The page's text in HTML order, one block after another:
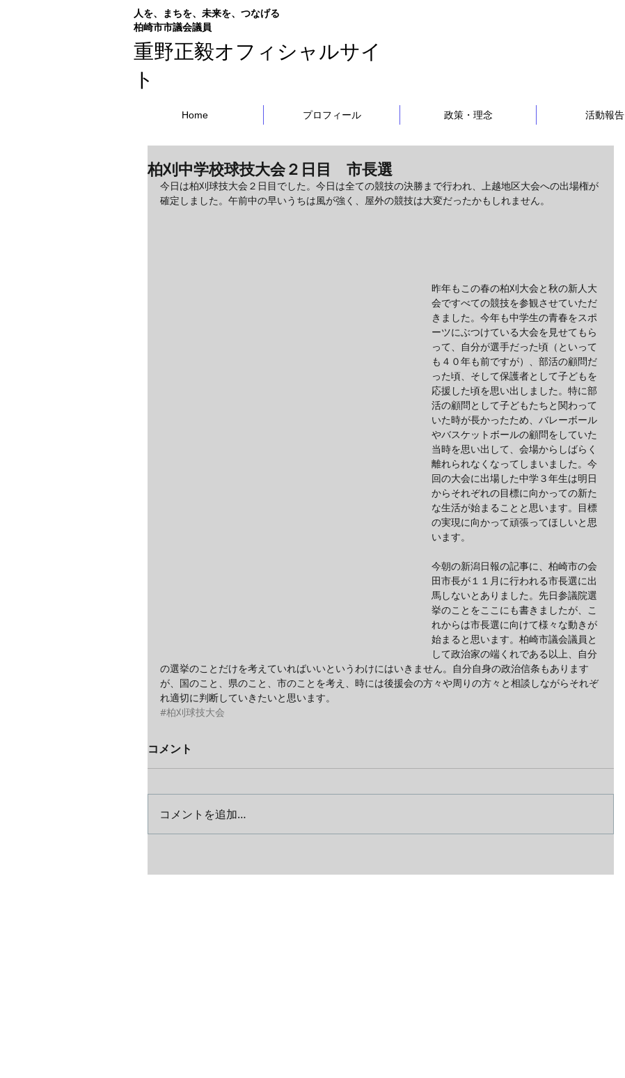
人を、まちを、未来を、つなげる
​柏崎市市議会議員
重野正毅オフィシャルサイ
ト
Home プロフィール 政策・理念 活動報告
柏刈中学校球技大会２日目 市長選
今日は柏刈球技大会２日目でした。今日は全ての競技の決勝まで行われ、上越地区大会への出場権が
確定しました。午前中の早いうちは風が強く、屋外の競技は大変だったかもしれません。
昨年もこの春の柏刈大会と秋の新人大
会ですべての競技を参観させていただ
きました。今年も中学生の青春をスポ
ーツにぶつけている大会を見せてもら
って、自分が選手だった頃（といって
も４０年も前ですが）、部活の顧問だ
った頃、そして保護者として子どもを
応援した頃を思い出しました。特に部
活の顧問として子どもたちと関わって
いた時が長かったため、バレーボール
やバスケットボールの顧問をしていた
当時を思い出して、会場からしばらく
離れられなくなってしまいました。今
回の大会に出場した中学３年生は明日
からそれぞれの目標に向かっての新た
な生活が始まることと思います。目標
の実現に向かって頑張ってほしいと思
います。
今朝の新潟日報の記事に、柏崎市の会
田市長が１１月に行われる市長選に出
馬しないとありました。先日参議院選
挙のことをここにも書きましたが、こ
れからは市長選に向けて様々な動きが
始まると思います。柏崎市議会議員と
して政治家の端くれである以上、自分
の選挙のことだけを考えていればいいというわけにはいきません。自分自身の政治信条もあります
が、国のこと、県のこと、市のことを考え、時には後援会の方々や周りの方々と相談しながらそれぞ
れ適切に判断していきたいと思います。
#柏刈球技大会
コメント
コメントを追加…